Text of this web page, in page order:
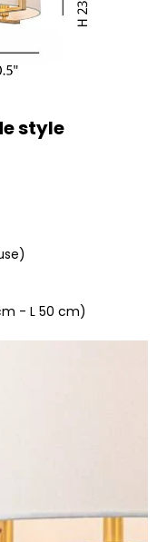
style
- L 50 cm)